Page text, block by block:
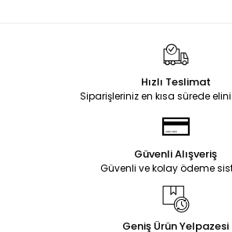
Hızlı Teslimat
Siparişleriniz en kısa sürede
Güvenli Alışveriş
Güvenli ve kolay ödeme
Geniş Ürün Yelpazesi